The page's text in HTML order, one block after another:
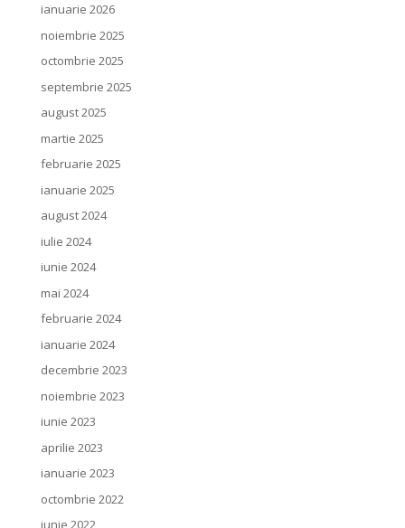
ianuarie 2026
noiembrie 2025
octombrie 2025
septembrie 2025
august 2025
martie 2025
februarie 2025
ianuarie 2025
august 2024
iulie 2024
iunie 2024
mai 2024
februarie 2024
ianuarie 2024
decembrie 2023
noiembrie 2023
iunie 2023
aprilie 2023
ianuarie 2023
octombrie 2022
iunie 2022